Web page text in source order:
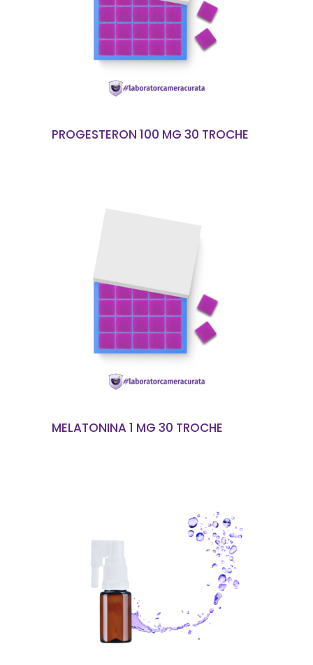
CITEȘTE MAI MULT
PROGESTERON 100 MG 30 TROCHE
CITEȘTE MAI MULT
MELATONINA 1 MG 30 TROCHE
CITEȘTE MAI MULT